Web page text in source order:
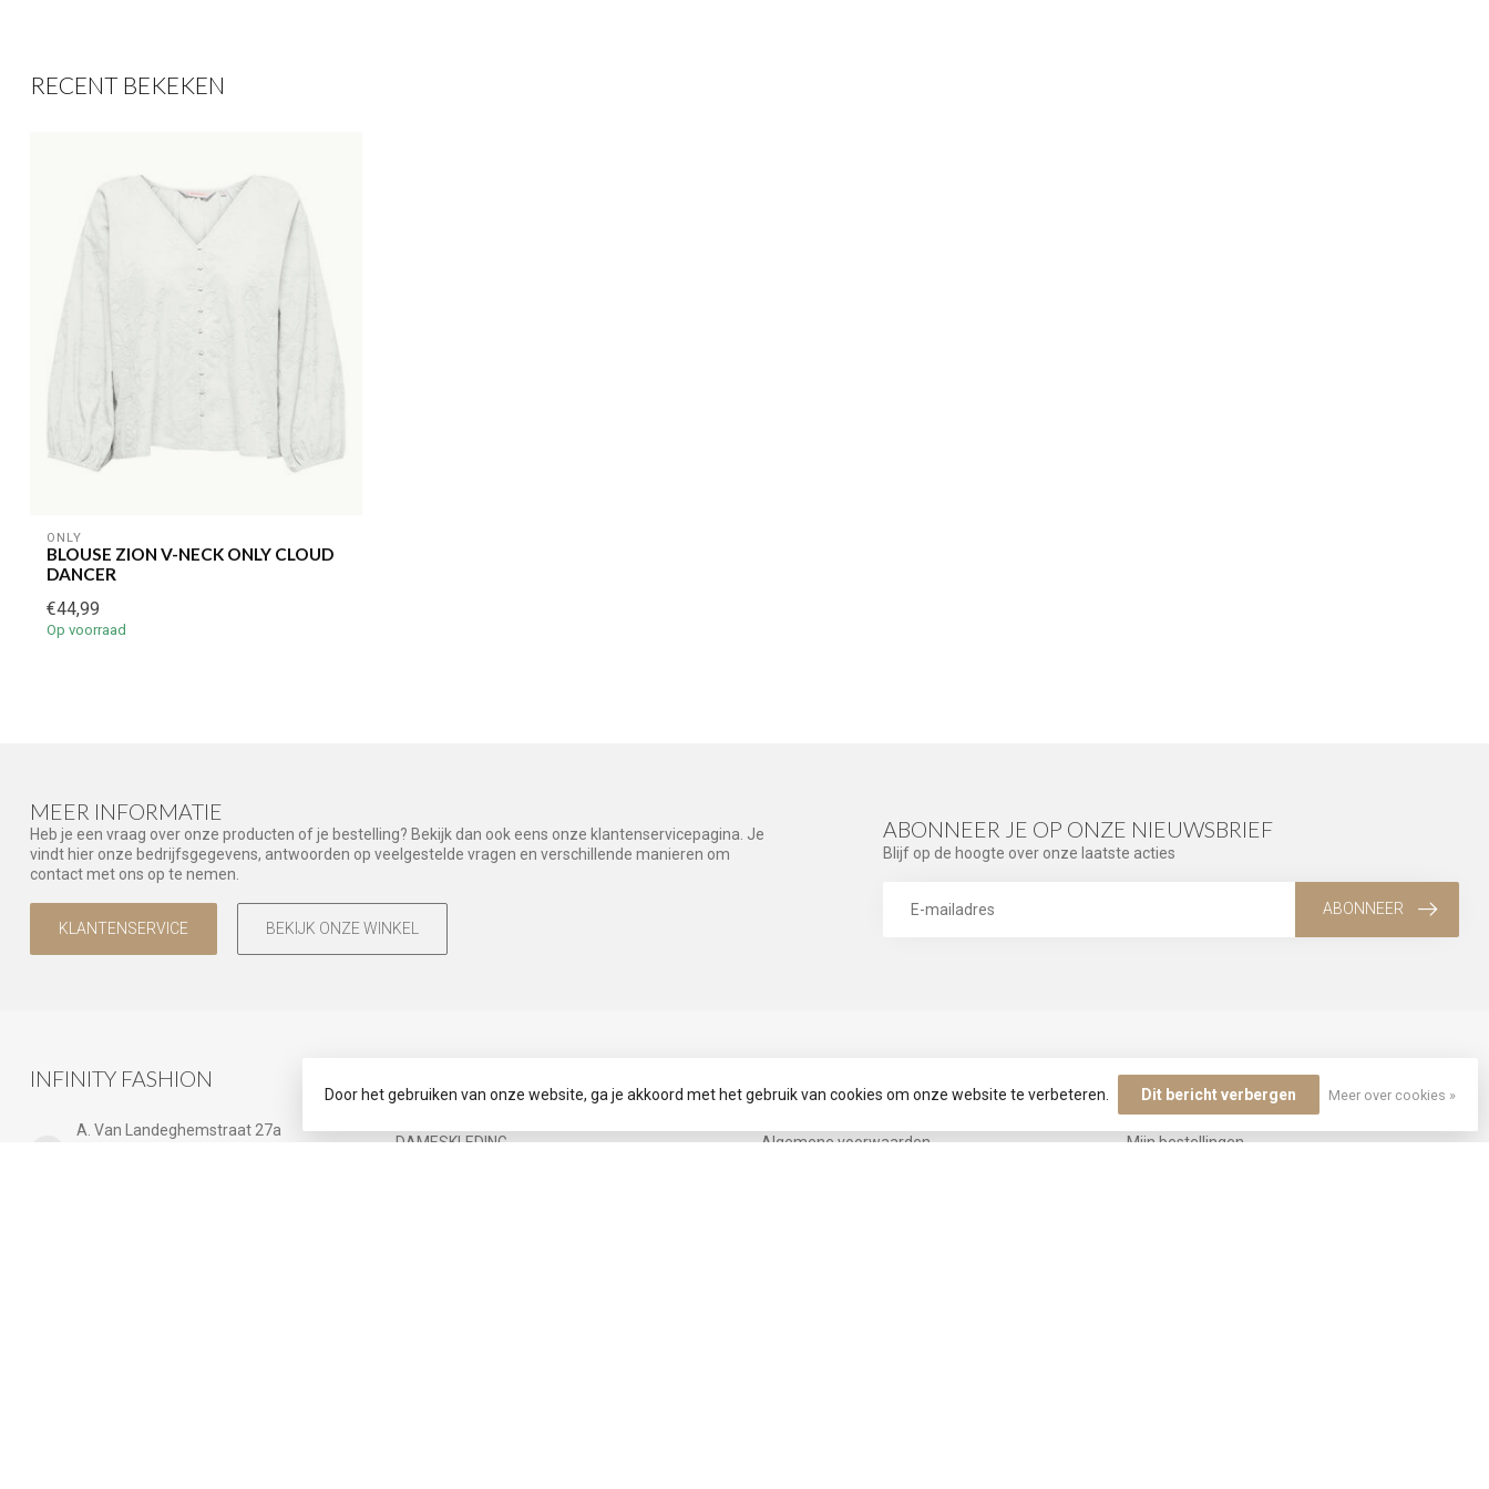
RECENT BEKEKEN
ONLY
BLOUSE ZION V-NECK ONLY CLOUD
DANCER
€44,99
Op voorraad
MEER INFORMATIE
Heb je een vraag over onze producten of je bestelling? Bekijk dan ook eens onze klantenservicepagina. Je
vindt hier onze bedrijfsgegevens, antwoorden op veelgestelde vragen en verschillende manieren om
contact met ons op te nemen.
KLANTENSERVICE BEKIJK ONZE WINKEL
ABONNEER JE OP ONZE NIEUWSBRIEF
Blijf op de hoogte over onze laatste acties
ABONNEER
INFINITY FASHION
A. Van Landeghemstraat 27a
DAMESKLEDING
Algemene voorwaarden
MIJN ACCOUNT
Mijn bestellingen
Door het gebruiken van onze website, ga je akkoord met het gebruik van cookies om onze website te verbeteren. Dit bericht verbergen Meer over cookies »